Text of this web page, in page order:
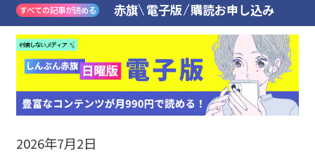
すべての記事が読める 赤旗 電子版 購読お申し込み
2026年7月2日